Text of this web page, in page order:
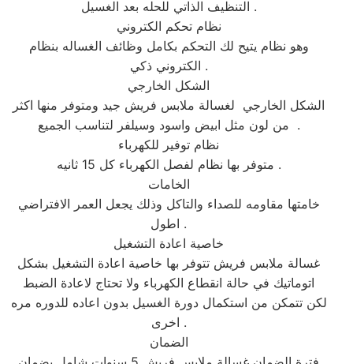
التنظيف الذاتي للحله بعد الغسيل .
نظام تحكم الكتروني
وهو نظام يتيح لك التحكم بكامل وظائف الغساله بنظام
الكتروني ذكي .
الشكل الخارجي
الشكل الخارجي لغسالة ملابس فريش جيد ومتوفر منها اكثر
من لون مثل ابيض واسود وسيلفر لتناسب الجميع .
نظام توفير للكهرباء
متوفر بها نظام لفصل الكهرباء كل 15 ثانيه .
الخامات
خامتها مقاومه للصداء والتاكل وذلك يجعل العمر الافتراضي
اطول .
خاصية اعادة التشغيل
غسالة ملابس فريش تتوفر بها خاصية اعادة التشغيل بشكل
اتوماتيك في حالة انقطاع الكهرباء ولا تحتاج لاعادة الضبط
لكن تتمكن من استكمال دورة الغسيل بدون اعاده للدوره مره
اخرى .
الضمان